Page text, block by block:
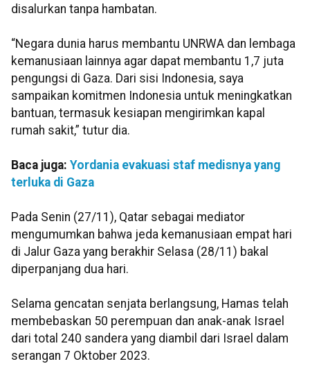
disalurkan tanpa hambatan.
“Negara dunia harus membantu UNRWA dan lembaga
kemanusiaan lainnya agar dapat membantu 1,7 juta
pengungsi di Gaza. Dari sisi Indonesia, saya
sampaikan komitmen Indonesia untuk meningkatkan
bantuan, termasuk kesiapan mengirimkan kapal
rumah sakit,” tutur dia.
Baca juga: Yordania evakuasi staf medisnya yang
terluka di Gaza
Pada Senin (27/11), Qatar sebagai mediator
mengumumkan bahwa jeda kemanusiaan empat hari
di Jalur Gaza yang berakhir Selasa (28/11) bakal
diperpanjang dua hari.
Selama gencatan senjata berlangsung, Hamas telah
membebaskan 50 perempuan dan anak-anak Israel
dari total 240 sandera yang diambil dari Israel dalam
serangan 7 Oktober 2023.